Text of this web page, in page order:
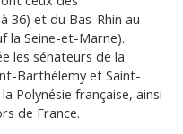
36) et du Bas-Rhin au
la Seine-et-Marne).
les sénateurs de la
Barthélemy et Saint-
Polynésie française, ainsi
de France.